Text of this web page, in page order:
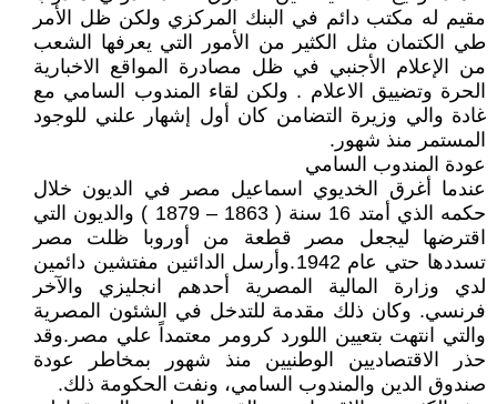
مقيم له مكتب دائم في البنك المركزي ولكن ظل الأمر
طي الكتمان مثل الكثير من الأمور التي يعرفها الشعب
من الإعلام الأجنبي في ظل مصادرة المواقع الاخبارية
الحرة وتضييق الاعلام . ولكن لقاء المندوب السامي مع
غادة والي وزيرة التضامن كان أول إشهار علني للوجود
المستمر منذ شهور.
عودة المندوب السامي
عندما أغرق الخديوي اسماعيل مصر في الديون خلال
حكمه الذي أمتد 16 سنة ( 1863 – 1879 ) والديون التي
اقترضها ليجعل مصر قطعة من أوروبا ظلت مصر
تسددها حتي عام 1942.وأرسل الدائنين مفتشين دائمين
لدي وزارة المالية المصرية أحدهم انجليزي والآخر
فرنسي. وكان ذلك مقدمة للتدخل في الشئون المصرية
والتي انتهت بتعيين اللورد كرومر معتمداً علي مصر.وقد
حذر الاقتصاديين الوطنيين منذ شهور بمخاطر عودة
صندوق الدين والمندوب السامي، ونفت الحكومة ذلك.